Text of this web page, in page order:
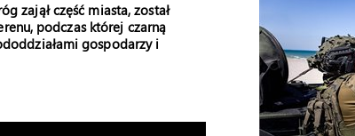
zajął część miasta, został
podczas której czarną
gospodarzy i